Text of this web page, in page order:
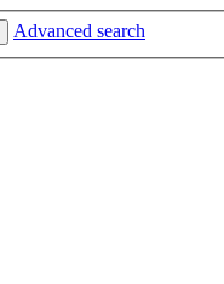
Advanced search